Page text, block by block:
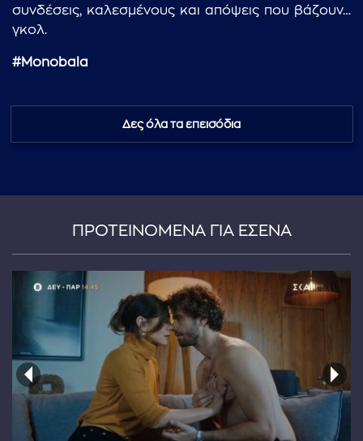
συνδέσεις, καλεσμένους και απόψεις που βάζουν…
γκολ.
#Monobala
Δες όλα τα επεισόδια
ΠΡΟΤΕΙΝΟΜΕΝΑ ΓΙΑ ΕΣΕΝΑ